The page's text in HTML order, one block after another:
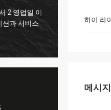
는 중대한 작동하다 이 접합기를 찾
쁩니다. 다만 나의 새로운 섬유를 적
하여 나가 필요로 한지 무엇을.
하이 라
메시